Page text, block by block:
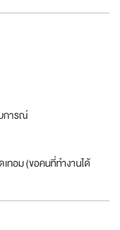
การณ์
ทอม (ขอคนที่ทำงานได้